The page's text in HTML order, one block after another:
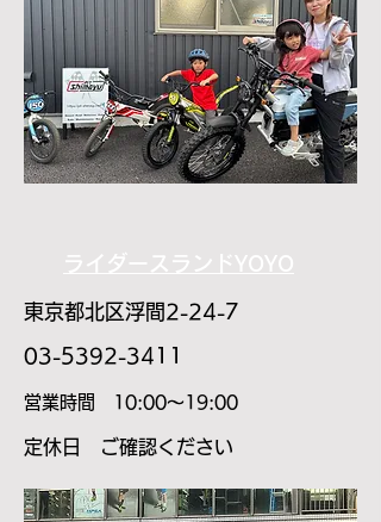
ライダースランドYOYO
東京都北区浮間2-24-7
03-5392-3411
​営業時間 10:00～19:00
​定休日 ご確認ください